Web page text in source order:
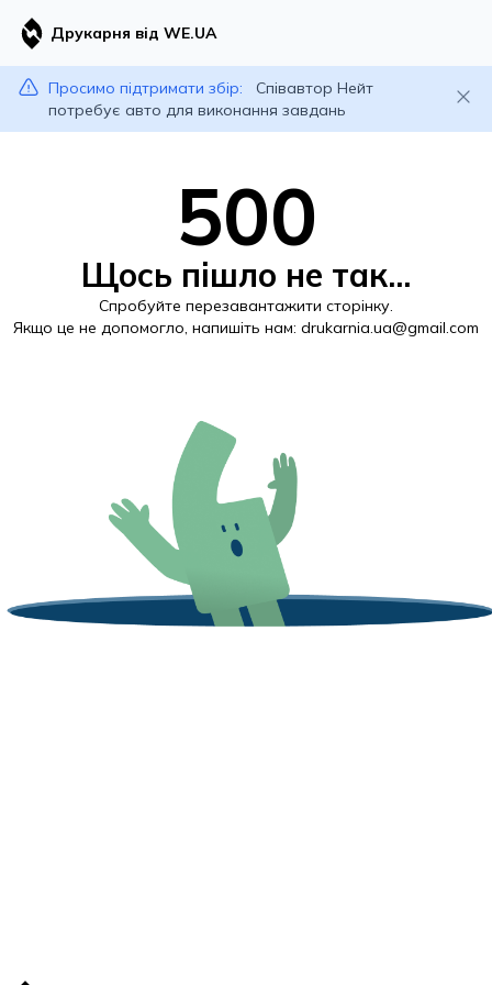
Друкарня від WE.UA
Просимо підтримати збір:
Співавтор Нейт
потребує авто для виконання завдань
500
Щось пішло не так...
Спробуйте перезавантажити сторінку.
Якщо це не допомогло, напишіть нам: drukarnia.ua@gmail.com